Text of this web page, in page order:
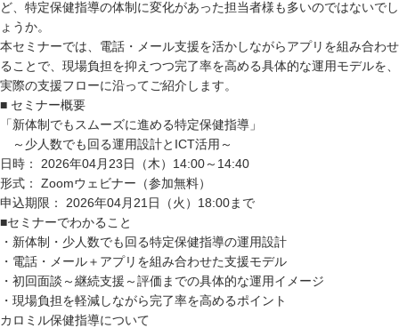
ど、特定保健指導の体制に変化があった担当者様も多いのではないでし
ょうか。
本セミナーでは、電話・メール支援を活かしながらアプリを組み合わせ
ることで、現場負担を抑えつつ完了率を高める具体的な運用モデルを、
実際の支援フローに沿ってご紹介します。
■ セミナー概要
「新体制でもスムーズに進める特定保健指導」
～少人数でも回る運用設計とICT活用～
日時： 2026年04月23日（木）14:00～14:40
形式： Zoomウェビナー（参加無料）
申込期限： 2026年04月21日（火）18:00まで
■セミナーでわかること
・新体制・少人数でも回る特定保健指導の運用設計
・電話・メール＋アプリを組み合わせた支援モデル
・初回面談～継続支援～評価までの具体的な運用イメージ
・現場負担を軽減しながら完了率を高めるポイント
カロミル保健指導について